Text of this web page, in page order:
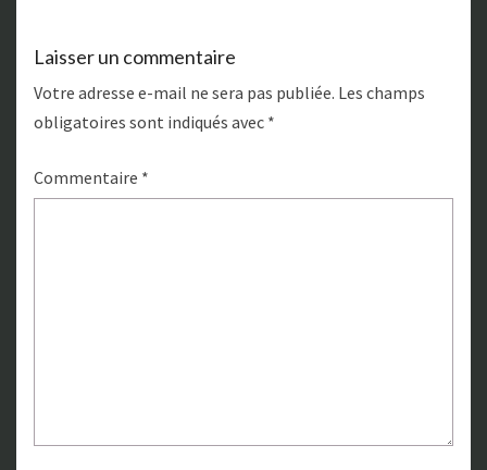
Laisser un commentaire
Votre adresse e-mail ne sera pas publiée. Les champs
obligatoires sont indiqués avec *
Commentaire *